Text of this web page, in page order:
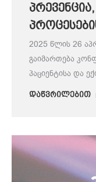
2025 წლის 26
გაიმართება
პაციენტისა და
დაწვრილებით